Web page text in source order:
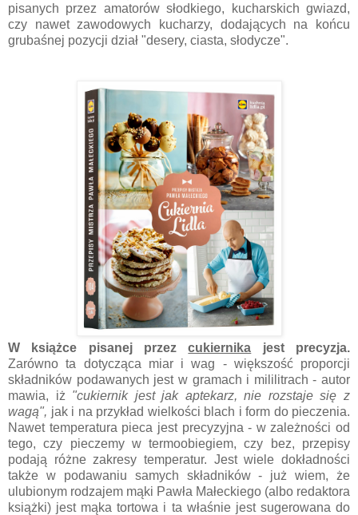
pisanych przez amatorów słodkiego, kucharskich gwiazd,
czy nawet zawodowych kucharzy, dodających na końcu
grubaśnej pozycji dział "desery, ciasta, słodycze".
W książce pisanej przezcukiernika jest precyzja.
Zarówno ta dotycząca miar i wag - większość proporcji
składników podawanych jest w gramach i mililitrach - autor
mawia, iż "cukiernik jest jak aptekarz, nie rozstaje się z
wagą", jak i na przykład wielkości blach i form do pieczenia.
Nawet temperatura pieca jest precyzyjna - w zależności od
tego, czy pieczemy w termoobiegiem, czy bez, przepisy
podają różne zakresy temperatur. Jest wiele dokładności
także w podawaniu samych składników - już wiem, że
ulubionym rodzajem mąki Pawła Małeckiego (albo redaktora
książki) jest mąka tortowa i ta właśnie jest sugerowana do